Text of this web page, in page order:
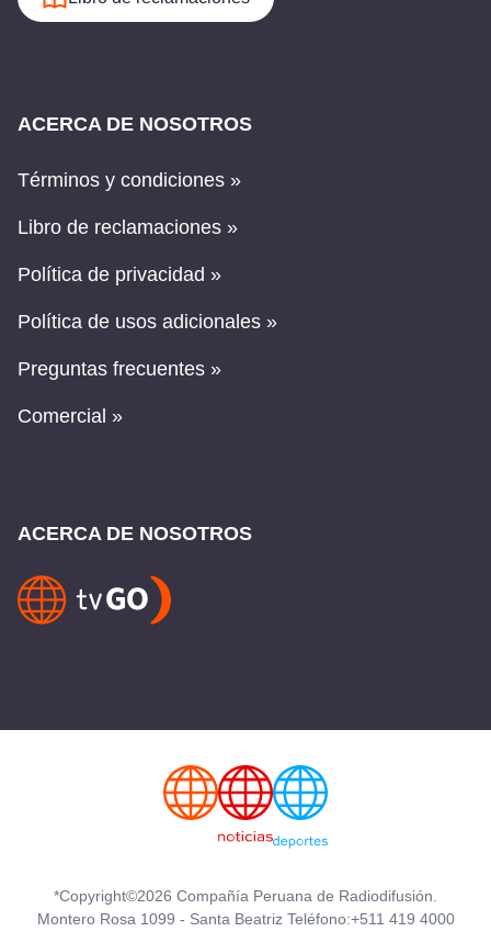
ACERCA DE NOSOTROS
Términos y condiciones »
Libro de reclamaciones »
Política de privacidad »
Política de usos adicionales »
Preguntas frecuentes »
Comercial »
ACERCA DE NOSOTROS
*Copyright©2026 Compañía Peruana de Radiodifusión.
Montero Rosa 1099 - Santa Beatriz Teléfono:+511 419 4000